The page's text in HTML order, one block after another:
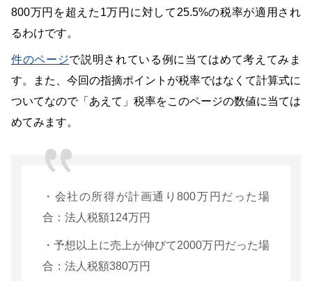
800万円を超えた1万円に対して25.5%の税率が適用され
るわけです。
件のページで説明されている例に当てはめて考えてみま
す。また、今回の指摘ポイントが税率ではなくて計算式に
ついてなので「あえて」税率をこのページの数値に当ては
めてみます。
・会社の所得が計画通り800万円だった場
合：法人税額124万円
・予想以上に売上が伸びて2000万円だった場
合：法人税額380万円